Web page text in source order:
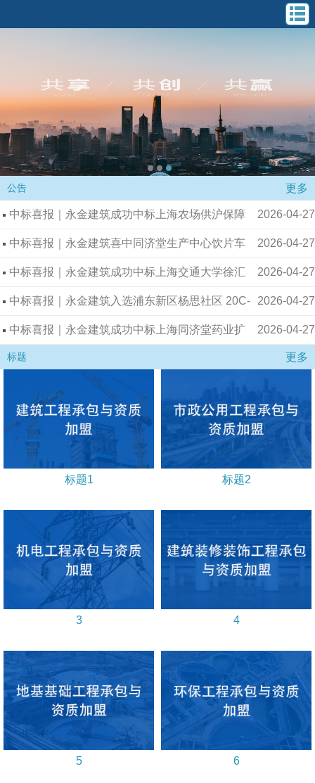
公告 更多
间改造工程 2026-04-27
中标喜报｜永金建筑成功中标上海交通大学徐汇
慧谷 6 楼改建项目 2026-04-27
中标喜报｜永金建筑入选浦东新区杨思社区 20C-
14 地块屋面光伏工程中标 2026-04-27
中标喜报｜永金建筑成功中标上海同济堂药业扩
建厂房项目装修工程二期（冷链工程） 2026-04-27
中标喜报｜永金建筑成功中标上海农场供沪保障
中心配套增项工程 2026-04-27
中标喜报｜永金建筑喜中同济堂生产中心饮片车
间改造工程 2026-04-27
中标喜报｜永金建筑成功中标上海交通大学徐汇
慧谷 6 楼改建项目 2026-04-27
中标喜报｜永金建筑入选浦东新区杨思社区 20C-
14 地块屋面光伏工程中标 2026-04-27
中标喜报｜永金建筑成功中标上海同济堂药业扩
建厂房项目装修工程二期（冷链工程） 2026-04-27
中标喜报｜永金建筑成功中标上海农场供沪保障
中心配套增项工程
标题 更多
标题1 标题2
3 4
5 6